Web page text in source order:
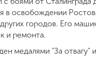
в освобождении
городов. Его
и ремонта.
медалями "За отвагу"